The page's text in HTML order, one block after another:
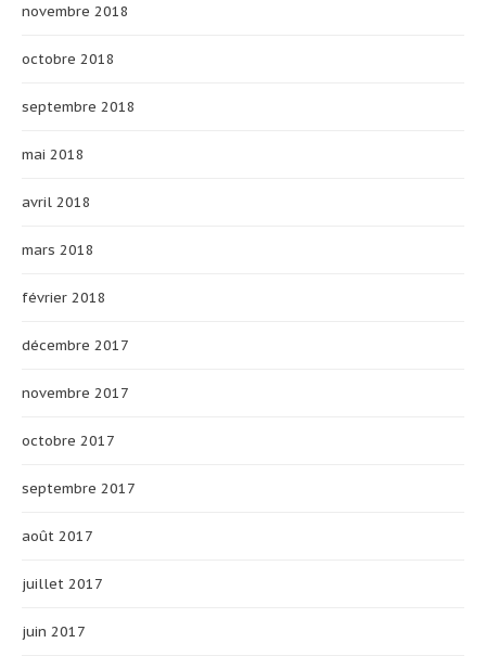
novembre 2018
octobre 2018
septembre 2018
mai 2018
avril 2018
mars 2018
février 2018
décembre 2017
novembre 2017
octobre 2017
septembre 2017
août 2017
juillet 2017
juin 2017